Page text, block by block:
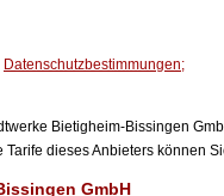
Datenschutzbestimmungen;
Bietigheim-Bissingen
Tarife dieses Anbieters können
GmbH